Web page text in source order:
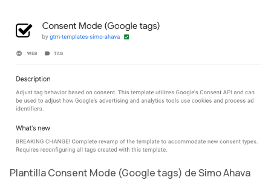
Plantilla Consent Mode (Google tags) de Simo Ahava